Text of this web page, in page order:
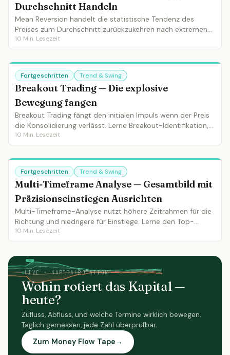
Durchschnitt Handeln
Mean Reversion handelt die statistische Tendenz des
Preises zum Durchschnitt zurückzukehren nach extremen
Moves. Lerne RSI-Extreme, Bollinger Band Touches und
wann Mean Reversion funktioniert.
10 Min. Lesezeit
Fortgeschritten Trend & Swing
Breakout Trading — Die explosive
Bewegung fangen
Breakout Trading fängt den initialen Impuls wenn der Preis
die Konsolidierung verlässt. Lerne Breakout-Identifikation,
Volumenbestätigung, Fehlausbruch-Filter und Pullback-
Einstiege.
10 Min. Lesezeit
Fortgeschritten Trend & Swing
Multi-Timeframe Analyse — Gesamtbild mit
Präzisionseinstiegen Ausrichten
Multi-Timeframe-Analyse nutzt höhere Zeitrahmen für die
Richtung und niedrigere für Einstiege. Lerne den Top-
Down-Ansatz, Zeitrahmen-Auswahl und 3-Zeitrahmen-
Ausrichtung.
10 Min. Lesezeit
LIVE · KAPITALROTATION
Wohin rotiert das Kapital —
heute?
Zufluss, Abfluss, und welche Termine wirklich bewegen.
Täglich gemessen, jede Zahl überprüfbar.
Zum Money Flow Tape→